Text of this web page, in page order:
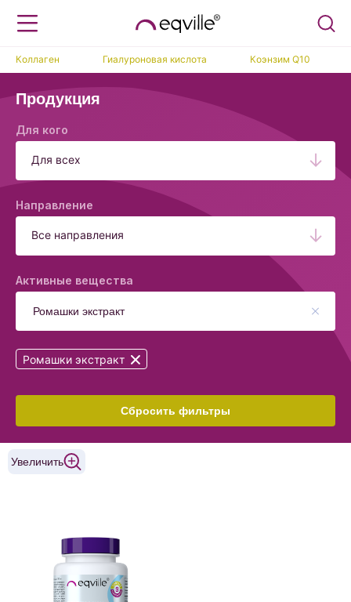
Коллаген Гиалуроновая кислота Коэнзим Q10
Продукция
Для кого
Для всех
Направление
Все направления
Активные вещества
Сбросить фильтры
Ромашки экстракт
Увеличить